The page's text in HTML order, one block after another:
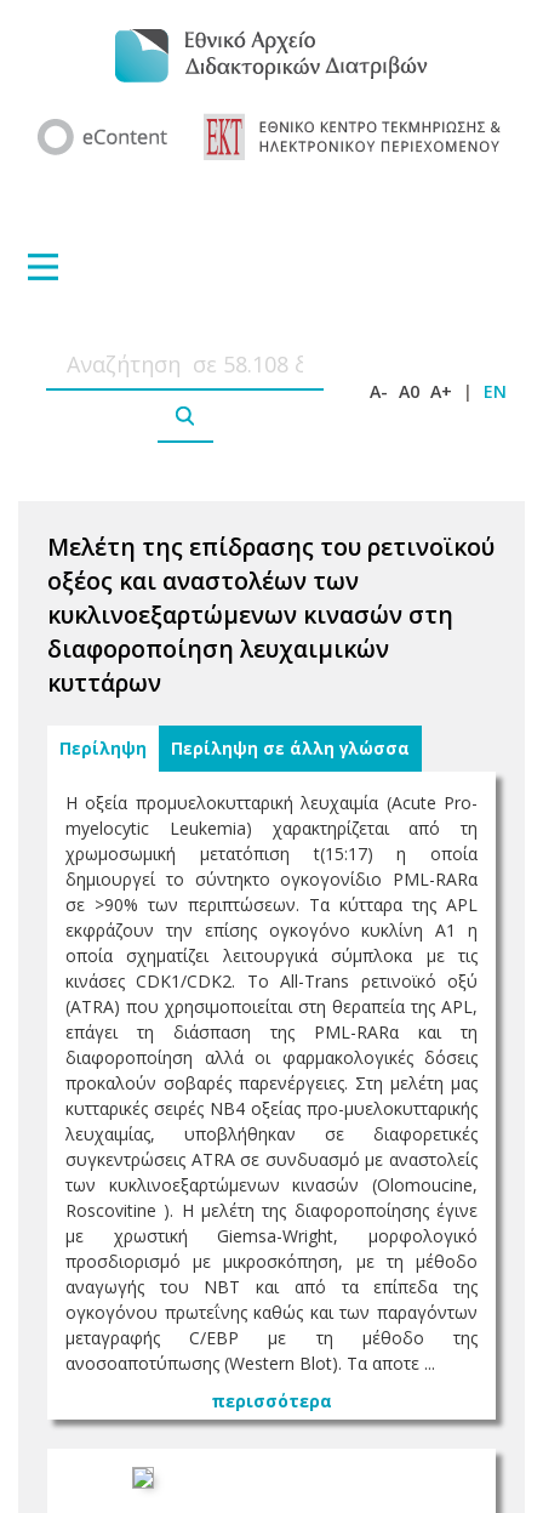
A- A0 A+ | EN
Μελέτη της επίδρασης του ρετινοϊκού
οξέος και αναστολέων των
κυκλινοεξαρτώμενων κινασών στη
διαφοροποίηση λευχαιμικών
κυττάρων
Περίληψη Περίληψη σε άλλη γλώσσα
Η οξεία προμυελοκυτταρική λευχαιμία (Acute Pro-
myelocytic Leukemia) χαρακτηρίζεται από τη
χρωμοσωμική μετατόπιση t(15:17) η οποία
δημιουργεί το σύντηκτο ογκογονίδιο PML-RARα
σε >90% των περιπτώσεων. Τα κύτταρα της APL
εκφράζουν την επίσης ογκογόνο κυκλίνη Α1 η
οποία σχηματίζει λειτουργικά σύμπλοκα με τις
κινάσες CDK1/CDK2. Το All-Trans ρετινοϊκό οξύ
(ATRA) που χρησιμοποιείται στη θεραπεία της APL,
επάγει τη διάσπαση της PML-RARα και τη
διαφοροποίηση αλλά οι φαρμακολογικές δόσεις
προκαλούν σοβαρές παρενέργειες. Στη μελέτη μας
κυτταρικές σειρές ΝΒ4 οξείας προ-μυελοκυτταρικής
λευχαιμίας, υποβλήθηκαν σε διαφορετικές
συγκεντρώσεις ATRA σε συνδυασμό με αναστολείς
των κυκλινοεξαρτώμενων κινασών (Olomoucine,
Roscovitine ). Η μελέτη της διαφοροποίησης έγινε
με χρωστική Giemsa-Wright, μορφολογικό
προσδιορισμό με μικροσκόπηση, με τη μέθοδο
αναγωγής του ΝΒΤ και από τα επίπεδα της
ογκογόνου πρωτεΐνης καθώς και των παραγόντων
μεταγραφής C/EBP με τη μέθοδο της
ανοσοαποτύπωσης (Western Blot). Τα αποτε ...
περισσότερα